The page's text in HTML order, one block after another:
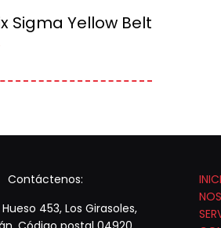
Sigma Yellow Belt
Contáctenos:
453, Los Girasoles,